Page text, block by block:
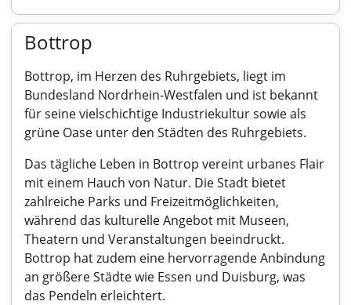
Bottrop
Bottrop, im Herzen des Ruhrgebiets, liegt im
Bundesland Nordrhein-Westfalen und ist bekannt
für seine vielschichtige Industriekultur sowie als
grüne Oase unter den Städten des Ruhrgebiets.
Das tägliche Leben in Bottrop vereint urbanes Flair
mit einem Hauch von Natur. Die Stadt bietet
zahlreiche Parks und Freizeitmöglichkeiten,
während das kulturelle Angebot mit Museen,
Theatern und Veranstaltungen beeindruckt.
Bottrop hat zudem eine hervorragende Anbindung
an größere Städte wie Essen und Duisburg, was
das Pendeln erleichtert.